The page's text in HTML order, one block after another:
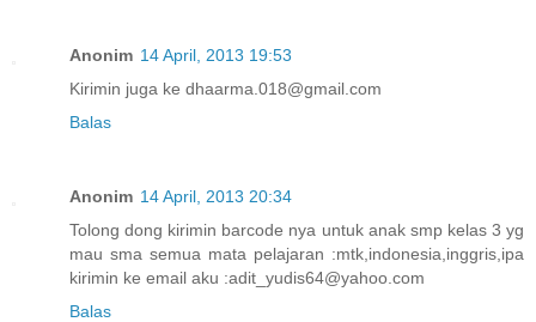
Anonim 14 April, 2013 19:53
Kirimin juga ke dhaarma.018@gmail.com
Balas
Anonim 14 April, 2013 20:34
Tolong dong kirimin barcode nya untuk anak smp kelas 3 yg
mau sma semua mata pelajaran :mtk,indonesia,inggris,ipa
kirimin ke email aku :adit_yudis64@yahoo.com
Balas